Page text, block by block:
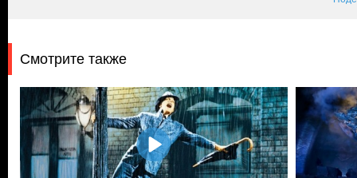
Смотрите также